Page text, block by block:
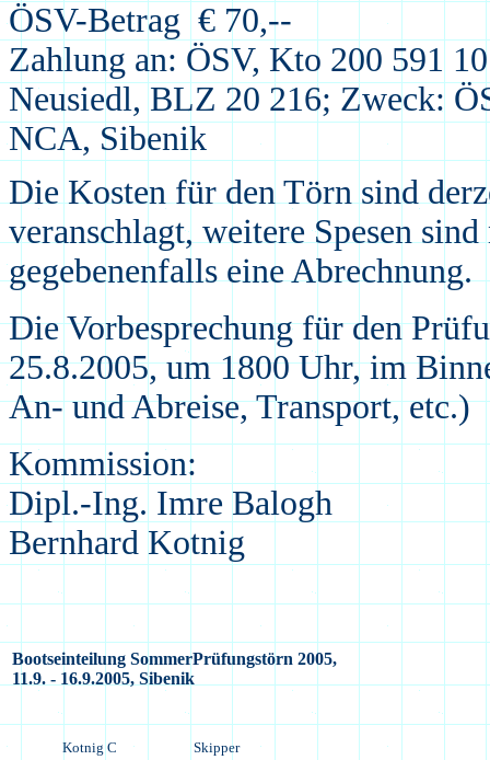
ÖSV-Betrag € 70,--
Zahlung an: ÖSV, Kto 200 591
Neusiedl, BLZ 20 216; Zweck:
NCA, Sibenik
Die Kosten für den Törn sind
veranschlagt, weitere Spesen
gegebenenfalls eine Abrechnung.
Die Vorbesprechung für den
25.8.2005, um 1800 Uhr, im
An- und Abreise, Transport, etc.)
Kommission:
Dipl.-Ing. Imre Balogh
Bernhard Kotnig
Bootseinteilung SommerPrüfungstörn 2005,
11.9. - 16.9.2005, Sibenik
Kotnig C
Skipper